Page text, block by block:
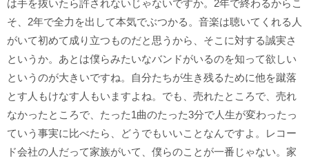
は手を抜いたら許されないじゃないですか。2年で終わるからこ
そ、2年で全力を出して本気でぶつかる。音楽は聴いてくれる人
がいて初めて成り立つものだと思うから、そこに対する誠実さ
というか。あとは僕らみたいなバンドがいるのを知って欲しい
というのが大きいですね。自分たちが生き残るために他を蹴落
とす人もけなす人もいますよね。でも、売れたところで、売れ
なかったところで、たった1曲のたった3分で人生が変わったっ
ていう事実に比べたら、どうでもいいことなんですよ。レコー
ド会社の人だって家族がいて、僕らのことが一番じゃない。家